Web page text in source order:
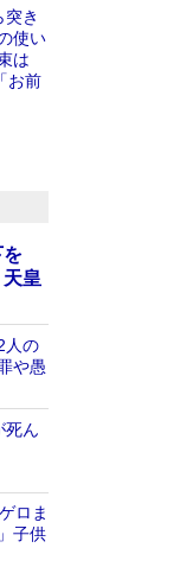
突き
使い
は
お前
を
皇
人の
や愚
死ん
ロま
子供